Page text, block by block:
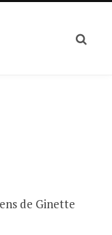
de Ginette